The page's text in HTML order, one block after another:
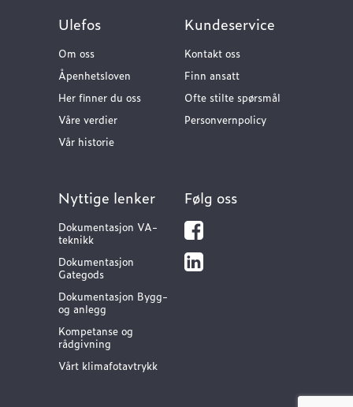
Ulefos
Om oss
Åpenhetsloven
Her finner du oss
Våre verdier
Vår historie
Kundeservice
Kontakt oss
Finn ansatt
Ofte stilte spørsmål
Personvernpolicy
Nyttige lenker
Dokumentasjon VA-
teknikk
Dokumentasjon
Gategods
Dokumentasjon Bygg-
og anlegg
Kompetanse og
rådgivning
Vårt klimafotavtrykk
Følg oss